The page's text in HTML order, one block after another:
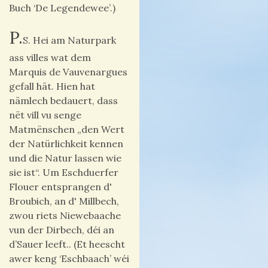
Buch ‘De Legendewee’.)
P.S. Hei am Naturpark
ass villes wat dem
Marquis de Vauvenargues
gefall hät. Hien hat
nämlech bedauert, dass
nët vill vu senge
Matmënschen „den Wert
der Natürlichkeit kennen
und die Natur lassen wie
sie ist“. Um Eschduerfer
Flouer entsprangen d'
Broubich, an d' Millbech,
zwou riets Niewebaache
vun der Dirbech, déi an
d’Sauer leeft.. (Et heescht
awer keng ‘Eschbaach’ wéi